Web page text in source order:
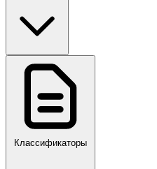
ГОСТ, ГОСТ Р, ПНСТ
Классификаторы